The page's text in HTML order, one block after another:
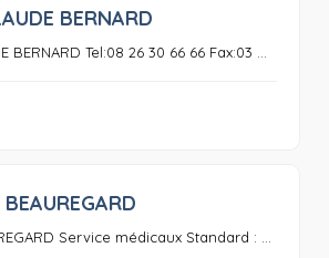
BERNARD
BERNARD Tel:08 26 30 66 66 Fax:03 ...
Service médicaux Standard : ...